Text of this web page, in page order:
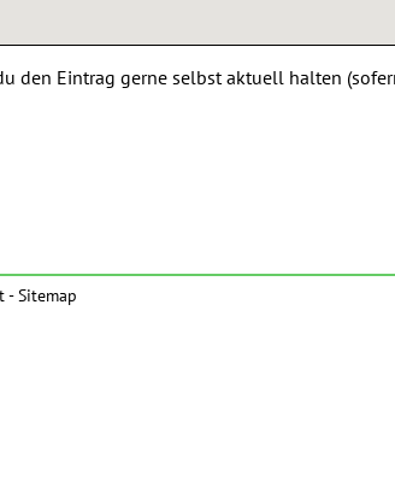
den Eintrag gerne selbst aktuell halten
-Sitemap